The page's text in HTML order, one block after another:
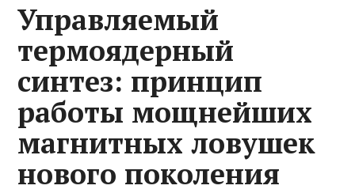
Управляемый
термоядерный
синтез: принцип
работы мощнейших
магнитных ловушек
нового поколения